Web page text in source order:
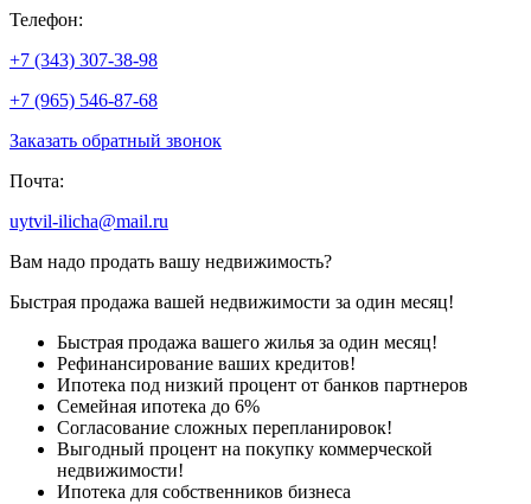
Телефон:
+7 (343) 307-38-98
+7 (965) 546-87-68
Заказать обратный звонок
Почта:
uytvil-ilicha@mail.ru
Вам надо продать вашу недвижимость?
Быстрая продажа вашей недвижимости за один месяц!
Быстрая продажа вашего жилья за один месяц!
Рефинансирование ваших кредитов!
Ипотека под низкий процент от банков партнеров
Семейная ипотека до 6%
Согласование сложных перепланировок!
Выгодный процент на покупку коммерческой
недвижимости!
Ипотека для собственников бизнеса